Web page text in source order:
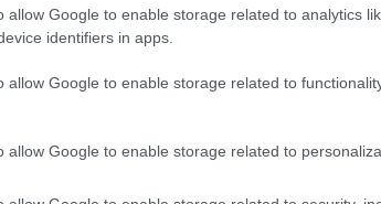
allow Google to enable storage related to analytics
identifiers in apps.
allow Google to enable storage related to
allow Google to enable storage related to